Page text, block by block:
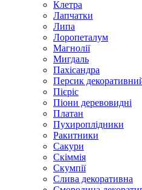
Клетра
Лапчатки
Липа
Лоропеталум
Магнолії
Мигдаль
Пахісандра
Персик
Пієріс
Піони деревовидні
Платан
Пухироплідники
Ракитники
Сакури
Скіммія
Скумпії
Слива декоративна